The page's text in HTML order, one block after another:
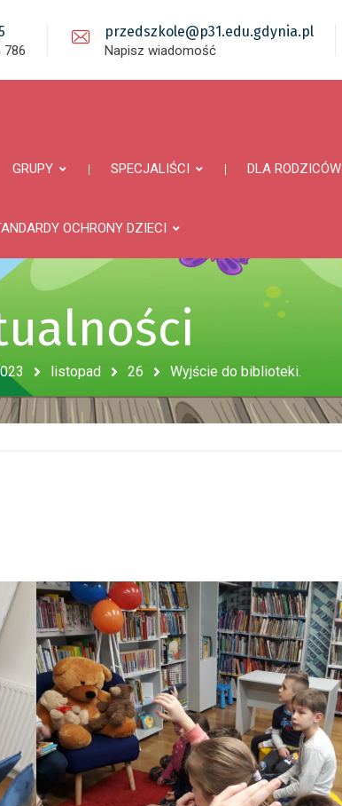
786
przedszkole@p31.edu.gdynia.pl
Napisz wiadomość
GRUPY SPECJALIŚCI DLA RODZICÓW
OCHRONY DZIECI
listopad 26 Wyjście do biblioteki.